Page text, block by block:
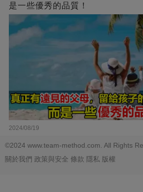
是一些優秀的品質！
2024/08/19
©2024 www.team-method.com. All Rights
關於我們 政策與安全 條款 隱私 版權